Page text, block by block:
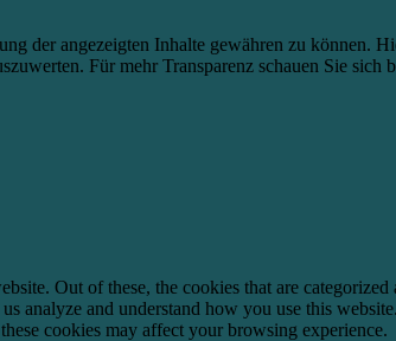
der angezeigten Inhalte gewähren zu können.
Für mehr Transparenz schauen Sie
Out of these, the cookies that are categorized
analyze and understand how you use this
cookies may affect your browsing experience.